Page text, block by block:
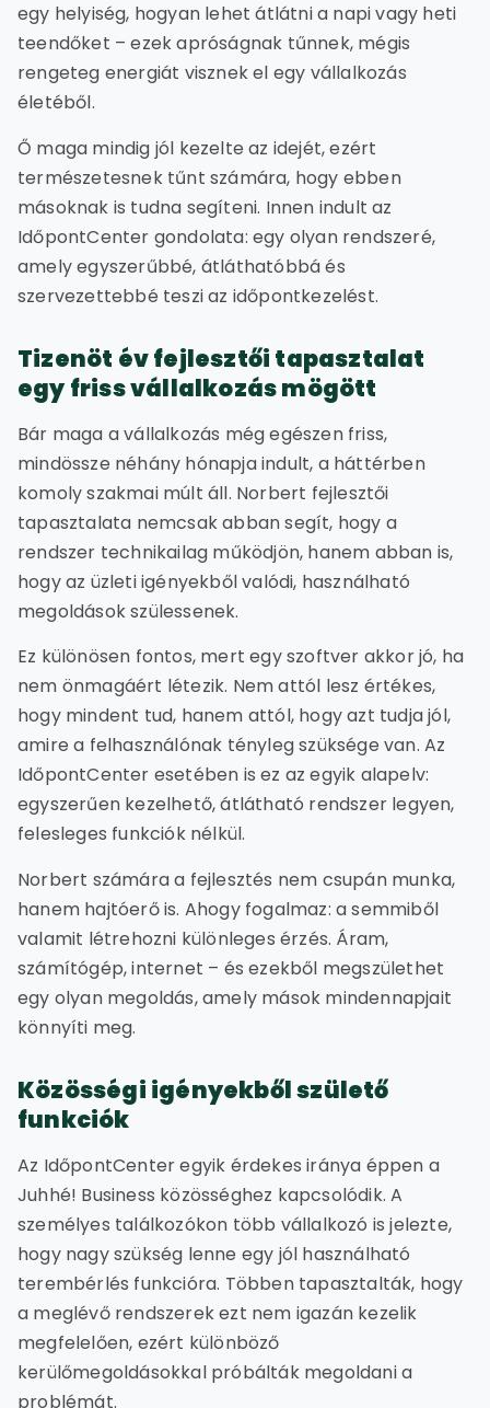
egy helyiség, hogyan lehet átlátni a napi vagy heti
teendőket – ezek apróságnak tűnnek, mégis
rengeteg energiát visznek el egy vállalkozás
életéből.
Ő maga mindig jól kezelte az idejét, ezért
természetesnek tűnt számára, hogy ebben
másoknak is tudna segíteni. Innen indult az
IdőpontCenter gondolata: egy olyan rendszeré,
amely egyszerűbbé, átláthatóbbá és
szervezettebbé teszi az időpontkezelést.
Tizenöt év fejlesztői tapasztalat
egy friss vállalkozás mögött
Bár maga a vállalkozás még egészen friss,
mindössze néhány hónapja indult, a háttérben
komoly szakmai múlt áll. Norbert fejlesztői
tapasztalata nemcsak abban segít, hogy a
rendszer technikailag működjön, hanem abban is,
hogy az üzleti igényekből valódi, használható
megoldások szülessenek.
Ez különösen fontos, mert egy szoftver akkor jó, ha
nem önmagáért létezik. Nem attól lesz értékes,
hogy mindent tud, hanem attól, hogy azt tudja jól,
amire a felhasználónak tényleg szüksége van. Az
IdőpontCenter esetében is ez az egyik alapelv:
egyszerűen kezelhető, átlátható rendszer legyen,
felesleges funkciók nélkül.
Norbert számára a fejlesztés nem csupán munka,
hanem hajtóerő is. Ahogy fogalmaz: a semmiből
valamit létrehozni különleges érzés. Áram,
számítógép, internet – és ezekből megszülethet
egy olyan megoldás, amely mások mindennapjait
könnyíti meg.
Közösségi igényekből születő
funkciók
Az IdőpontCenter egyik érdekes iránya éppen a
Juhhé! Business közösséghez kapcsolódik. A
személyes találkozókon több vállalkozó is jelezte,
hogy nagy szükség lenne egy jól használható
terembérlés funkcióra. Többen tapasztalták, hogy
a meglévő rendszerek ezt nem igazán kezelik
megfelelően, ezért különböző
kerülőmegoldásokkal próbálták megoldani a
problémát.